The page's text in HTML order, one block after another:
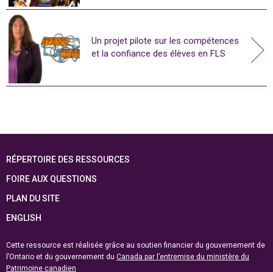
Un projet pilote sur les compétences
et la confiance des élèves en FLS
RÉPERTOIRE DES RESSOURCES
FOIRE AUX QUESTIONS
PLAN DU SITE
ENGLISH
Cette ressource est réalisée grâce au soutien financier du gouvernement de
l’Ontario et du gouvernement du Canada par l’entremise du ministère du
Patrimoine canadien